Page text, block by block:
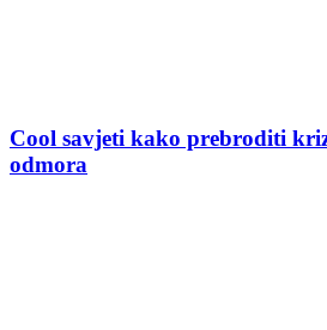
Cool savjeti kako prebroditi
odmora